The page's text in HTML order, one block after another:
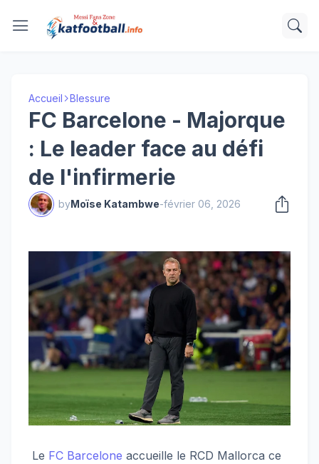
Accueil Blessure
FC Barcelone - Majorque
: Le leader face au défi
de l'infirmerie
byMoïse Katambwe-février 06, 2026
Le FC Barcelone accueille le RCD Mallorca ce